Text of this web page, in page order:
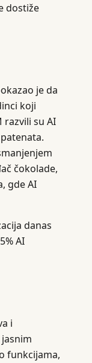
dostiže
je da
koji
razvili su AI
čokolade,
gde AI
danas
AI
i
funkcijama,